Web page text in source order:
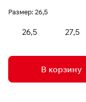
Размер:26,5
26,5 27,5
В корзину